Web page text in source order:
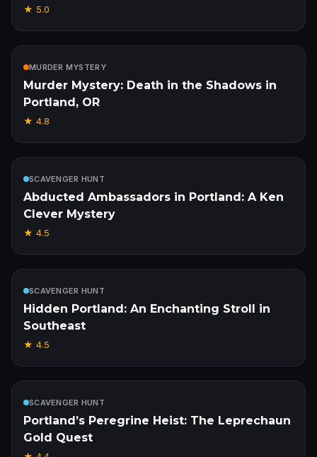
★ 5.0
MURDER MYSTERY
Murder Mystery: Death in the Shadows in
Portland, OR
★ 4.8
SCAVENGER HUNT
Abducted Ambassadors in Portland: A Ken
Clever Mystery
★ 4.5
SCAVENGER HUNT
Hidden Portland: An Enchanting Stroll in
Southeast
★ 4.5
SCAVENGER HUNT
Portland’s Peregrine Heist: The Leprechaun
Gold Quest